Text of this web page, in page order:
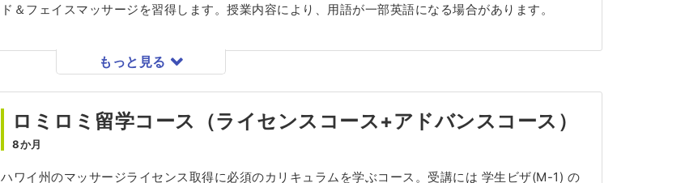
ド＆フェイスマッサージを習得します。授業内容により、用語が一部英語になる場合があります。
もっと見る
ロミロミ留学コース（ライセンスコース+アドバンスコース）
8か月
ハワイ州のマッサージライセンス取得に必須のカリキュラムを学ぶコース。受講には 学生ビザ(M-1) の